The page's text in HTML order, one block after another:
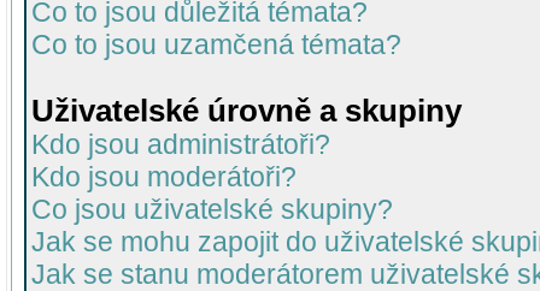
Co to jsou důležitá témata?
Co to jsou uzamčená témata?
Uživatelské úrovně a skupiny
Kdo jsou administrátoři?
Kdo jsou moderátoři?
Co jsou uživatelské skupiny?
Jak se mohu zapojit do uživatelské
Jak se stanu moderátorem uživatelské